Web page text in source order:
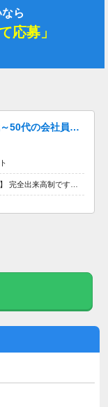
ら
応募」
【美容系アンケートモニター】 20代～50代の会社員・主婦（夫）活躍中★扶養内・Wワーク・ブランクOK！家事・育児のスキマ時間に無理なく続けられます♪
【オシゴト1件：1,500円～】 完全出来高制です！ アンケートに答えて報酬GET★